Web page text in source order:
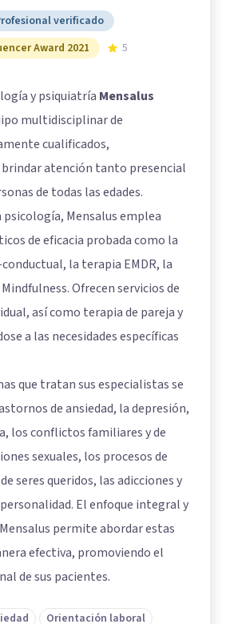
verificado
Award 2021
5
y psiquiatría Mensalus
multidisciplinar de
cualificados,
brindar atención tanto presencial
de todas las edades.
Mensalus emplea
de eficacia probada como la
la terapia EMDR, la
Ofrecen servicios de
así como terapia de pareja y
a las necesidades específicas
que tratan sus especialistas se
de ansiedad, la depresión,
los conflictos familiares y de
sexuales, los procesos de
seres queridos, las adicciones y
El enfoque integral y
permite abordar estas
efectiva, promoviendo el
de sus pacientes.
Orientación laboral